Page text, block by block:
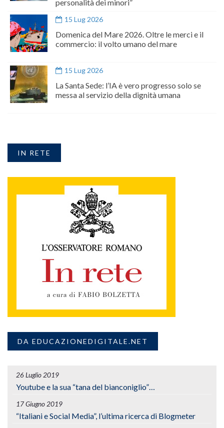
personalità dei minori”
15 Lug 2026
Domenica del Mare 2026. Oltre le merci e il
commercio: il volto umano del mare
15 Lug 2026
La Santa Sede: l’IA è vero progresso solo se
messa al servizio della dignità umana
IN RETE
DA EDUCAZIONEDIGITALE.NET
26 Luglio 2019
Youtube e la sua “tana del bianconiglio”…
17 Giugno 2019
“Italiani e Social Media”, l’ultima ricerca di Blogmeter